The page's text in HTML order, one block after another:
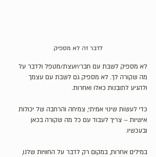
לדבר זה לא מספיק
לא מספיק לשבת עם חבר/יועצת/מטפל ולדבר על
מה שקורה לך. לא מספיק גם לשבת עם עצמך
ולהגיע לתובנות כאלו ואחרות.
כדי לעשות שינוי אמיתי, צמיחה והרחבה של יכולות
אישיות – צריך לעבוד עם כל מה שקורה בכאן
ובעכשיו.
במילים אחרות, במקום רק לדבר על החוויות שלנו,